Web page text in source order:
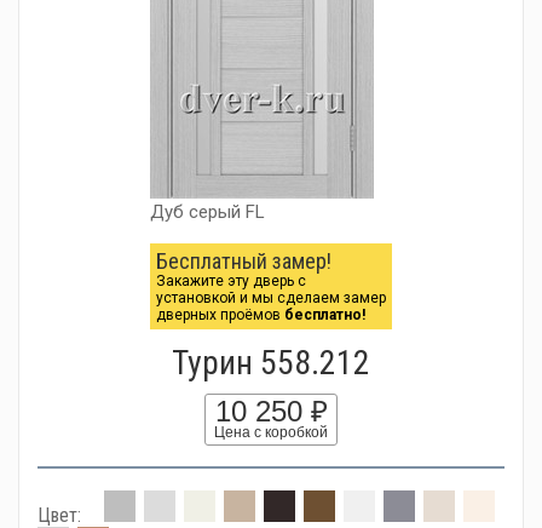
Дуб серый FL
Бесплатный замер!
Закажите эту дверь с
установкой и мы сделаем замер
дверных проёмов бесплатно!
Турин 558.212
10 250 ₽
Цена с коробкой
Цвет: